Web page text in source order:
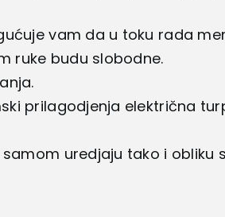
vam da u toku rada
ruke budu slobodne.
prilagodjenja električna
uredjaju tako i obliku